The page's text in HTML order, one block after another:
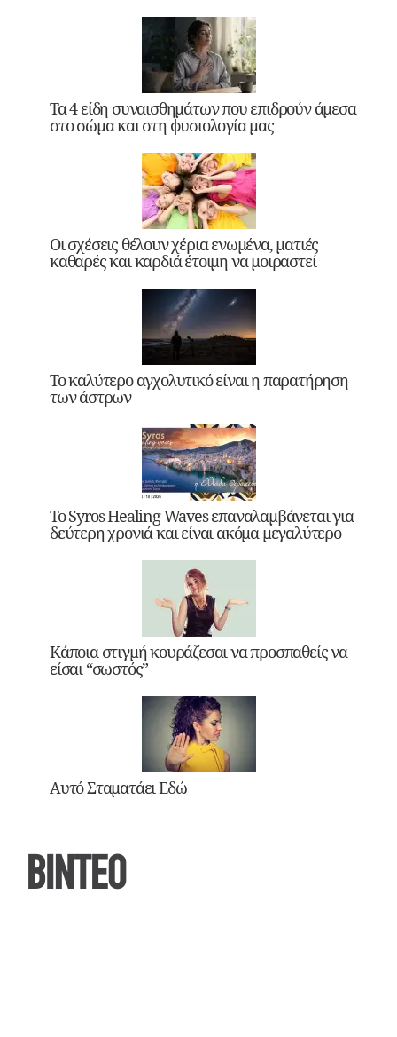
Τα 4 είδη συναισθημάτων που επιδρούν άμεσα
στο σώμα και στη φυσιολογία μας
Οι σχέσεις θέλουν χέρια ενωμένα, ματιές
καθαρές και καρδιά έτοιμη να μοιραστεί
Το καλύτερο αγχολυτικό είναι η παρατήρηση
των άστρων
Το Syros Healing Waves επαναλαμβάνεται για
δεύτερη χρονιά και είναι ακόμα μεγαλύτερο
Κάποια στιγμή κουράζεσαι να προσπαθείς να
είσαι “σωστός”
Αυτό Σταματάει Εδώ
ΒΙΝΤΕΟ